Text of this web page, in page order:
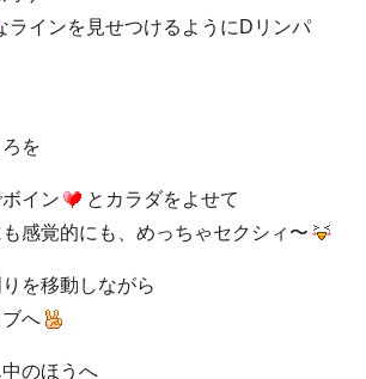
ラインを見せつけるようにDリンパ
を
イン
とカラダをよせて
感覚的にも、めっちゃセクシィ〜
を移動しながら
へ
のほうへ